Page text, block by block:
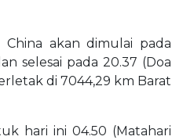
akan dimulai pada
selesai pada 20.37 (Doa
di 7044,29 km Barat
hari ini 04.50 (Matahari